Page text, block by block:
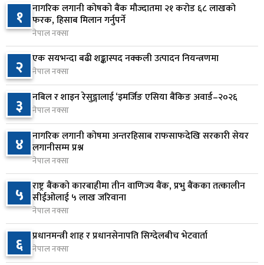
६
कोइराला निवास मर्मतका लागि छुट्याइएको २ करोड
बजेट शेखरद्धारा लिन अस्वीकार
२ दिन अघि
७
रूकुम पश्चिममा प्रहरीको गाडीले मोटरसाइकललाई
ठक्कर दिँदा किशोरको मृत्यु
२ दिन अघि
८
प्रतिनिधिसभा बैठक बस्दै , पाँच विधेयक र प्रतिवेदन
प्रस्तुत हुने
२ दिन अघि
९
आज बस्ने भनिएको राष्ट्रिय सभाको बैठक बुधबारका लागि
सर्‍यो
१०
वीरगञ्जमा ट्यांकरको सिल खोलेर तेल निकाल्ने सात जना
रंगेहात पक्राउ
१ नागरिक लगानी कोषको बैंक मौज्दातमा २१ करोड ६८ लाखको
फरक, हिसाब मिलान गर्नुपर्ने
नेपाल नक्सा
२ एक सयभन्दा बढी शङ्कास्पद नक्कली उत्पादन नियन्त्रणमा
नेपाल नक्सा
३ नबिल र शाइन रेसुङ्गालाई ‘इमर्जिङ एसिया बैंकिङ अवार्ड–२०२६
नेपाल नक्सा
४ नागरिक लगानी कोषमा अन्तरहिसाब राफसाफदेखि सरकारी सेयर
लगानीसम्म प्रश्न
नेपाल नक्सा
५ राष्ट्र बैंकको कारबाहीमा तीन वाणिज्य बैंक, प्रभु बैंकका तत्कालीन
सीईओलाई ५ लाख जरिवाना
नेपाल नक्सा
६ प्रधानमन्त्री शाह र प्रधानसेनापति सिग्देलबीच भेटवार्ता
नेपाल नक्सा